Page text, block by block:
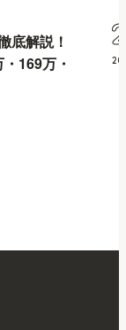
底解説！
169万・